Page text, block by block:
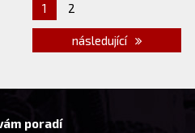
1 2
následující
poradí